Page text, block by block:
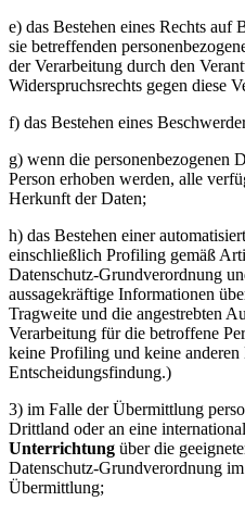
e) das Bestehen eines Rechts
sie betreffenden
der Verarbeitung durch den
Widerspruchsrechts gegen diese
f) das Bestehen eines
g) wenn die personenbezogenen
Person erhoben werden, alle
Herkunft der Daten;
h) das Bestehen einer
einschließlich Profiling gemäß
Datenschutz-Grundverordnung
aussagekräftige Informationen
Tragweite und die angestrebten
Verarbeitung für die betroffene
keine Profiling und keine anderen
Entscheidungsfindung.)
3) im Falle der Übermittlung
Drittland oder an eine
Unterrichtung über die
Datenschutz-Grundverordnung
Übermittlung;